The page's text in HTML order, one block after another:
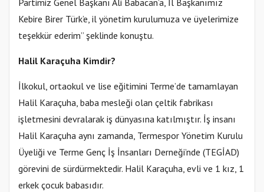
Partimiz Genel Başkanı Ali Babacan’a, İl Başkanımız
Kebire Birer Türk’e, il yönetim kurulumuza ve üyelerimize
teşekkür ederim” şeklinde konuştu.
Halil Karaçuha Kimdir?
İlkokul, ortaokul ve lise eğitimini Terme’de tamamlayan
Halil Karaçuha, baba mesleği olan çeltik fabrikası
işletmesini devralarak iş dünyasına katılmıştır. İş insanı
Halil Karaçuha aynı zamanda, Termespor Yönetim Kurulu
Üyeliği ve Terme Genç İş İnsanları Derneği’nde (TEGİAD)
görevini de sürdürmektedir. Halil Karaçuha, evli ve 1 kız, 1
erkek çocuk babasıdır.